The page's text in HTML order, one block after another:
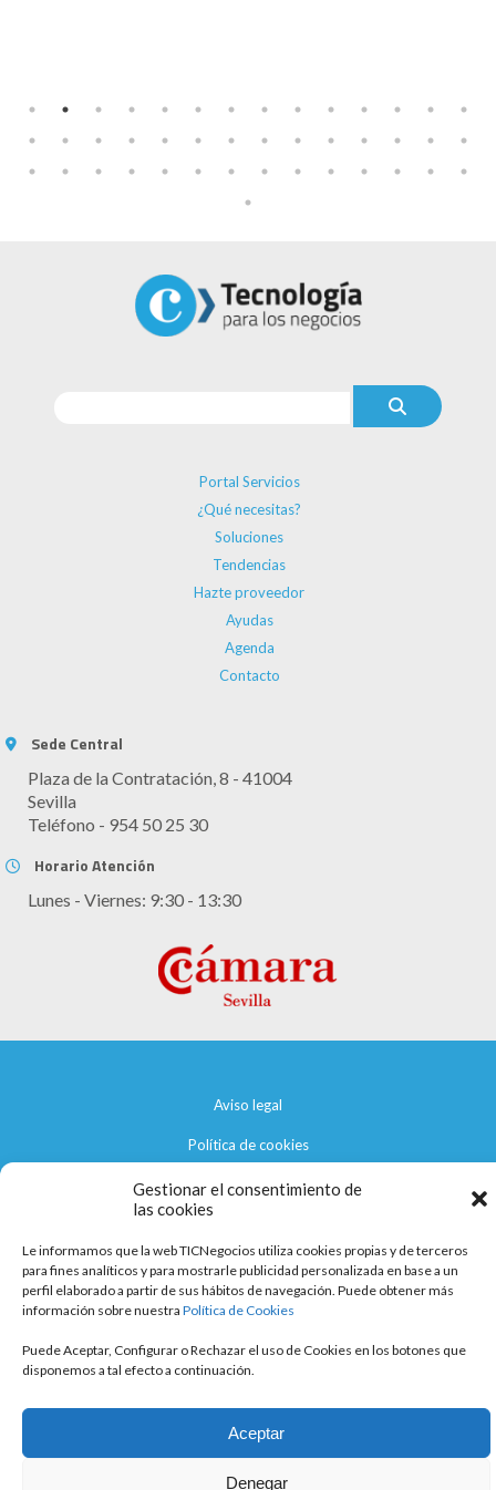
Gestionar el consentimiento de
las cookies
Le informamos que la web TICNegocios utiliza cookies propias y de terceros
para fines analíticos y para mostrarle publicidad personalizada en base a un
perfil elaborado a partir de sus hábitos de navegación. Puede obtener más
información sobre nuestra Política de Cookies
Puede Aceptar, Configurar o Rechazar el uso de Cookies en los botones que
disponemos a tal efecto a continuación.
Aceptar
Denegar
Portal Servicios
¿Qué necesitas?
Soluciones
Tendencias
Hazte proveedor
Ayudas
Agenda
Contacto
Sede Central
Plaza de la Contratación, 8 - 41004
Sevilla
Teléfono - 954 50 25 30
Horario Atención
Lunes - Viernes: 9:30 - 13:30
Aviso legal
Política de cookies
Política de privacidad